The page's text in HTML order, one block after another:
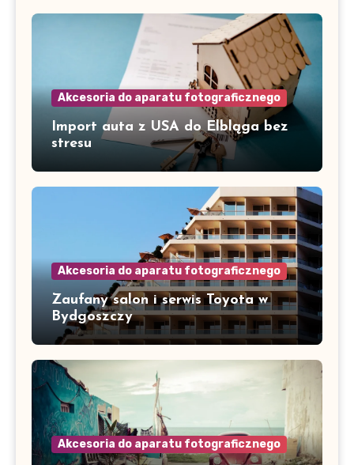
Akcesoria do aparatu fotograficznego
Import auta z USA do Elbląga bez
stresu
Akcesoria do aparatu fotograficznego
Zaufany salon i serwis Toyota w
Bydgoszczy
Akcesoria do aparatu fotograficznego